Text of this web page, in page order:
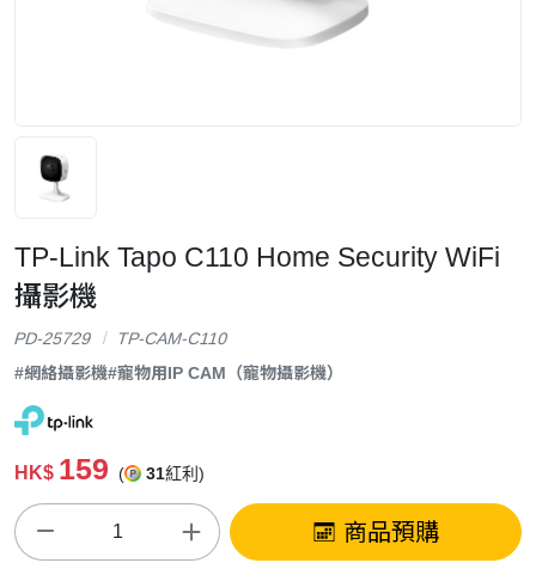
TP-Link Tapo C110 Home Security WiFi
攝影機
PD-25729
TP-CAM-C110
#網絡攝影機#寵物用IP CAM（寵物攝影機）
HK$ 159 ( 31紅利)
商品預購